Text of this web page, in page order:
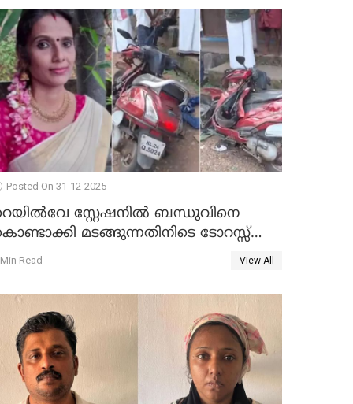
Posted On 31-12-2025
സ്റ്റേഷനിൽ ബന്ധുവിനെ
മടങ്ങുന്നതിനിടെ ടോറസ്സ്
സ്കൂട്ടറിൽ ഇടിച്ചു : യുവതിക്ക്
Read View All